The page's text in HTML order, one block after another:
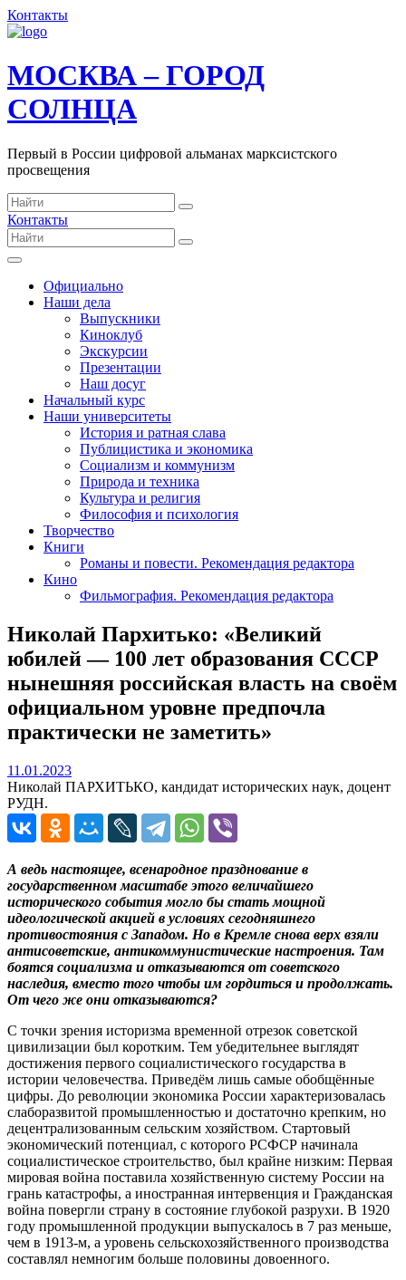
Контакты
МОСКВА – ГОРОД
СОЛНЦА
Первый в России цифровой альманах марксистского
просвещения
Контакты
Официально
Наши дела
Выпускники
Киноклуб
Экскурсии
Презентации
Наш досуг
Начальный курс
Наши университеты
История и ратная слава
Публицистика и экономика
Социализм и коммунизм
Природа и техника
Культура и религия
Философия и психология
Творчество
Книги
Романы и повести. Рекомендация редактора
Кино
Фильмография. Рекомендация редактора
Николай Пархитько: «Великий
юбилей — 100 лет образования СССР
нынешняя российская власть на своём
официальном уровне предпочла
практически не заметить»
11.01.202311.01.2023
Николай ПАРХИТЬКО, кандидат исторических наук, доцент
РУДН.
А ведь настоящее, всенародное празднование в
государственном масштабе этого величайшего
исторического события могло бы стать мощной
идеологической акцией в условиях сегодняшнего
противостояния с Западом. Но в Кремле снова верх взяли
антисоветские, антикоммунистические настроения. Там
боятся социализма и отказываются от советского
наследия, вместо того чтобы им гордиться и продолжать.
От чего же они отказываются?
С точки зрения историзма временной отрезок советской
цивилизации был коротким. Тем убедительнее выглядят
достижения первого социалистического государства в
истории человечества. Приведём лишь самые обобщённые
цифры. До революции экономика России характеризовалась
слаборазвитой промышленностью и достаточно крепким, но
децентрализованным сельским хозяйством. Стартовый
экономический потенциал, с которого РСФСР начинала
социалистическое строительство, был крайне низким: Первая
мировая война поставила хозяйственную систему России на
грань катастрофы, а иностранная интервенция и Гражданская
война повергли страну в состояние глубокой разрухи. В 1920
году промышленной продукции выпускалось в 7 раз меньше,
чем в 1913-м, а уровень сельскохозяйственного производства
составлял немногим больше половины довоенного.